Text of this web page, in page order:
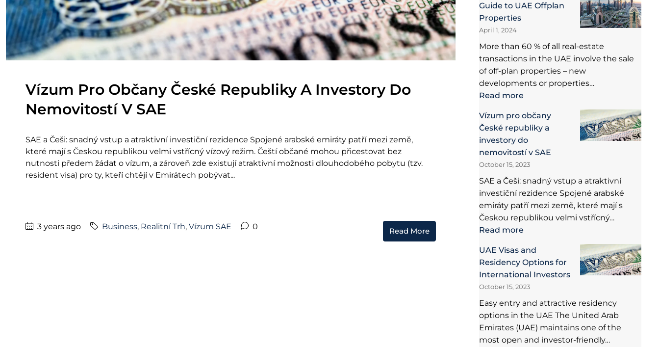
Vízum Pro Občany České Republiky A Investory Do
Nemovitostí V SAE
SAE a Češi: snadný vstup a atraktivní investiční rezidence Spojené arabské emiráty patří mezi země,
které mají s Českou republikou velmi vstřícný vízový režim. Čeští občané mohou přicestovat bez
nutnosti předem žádat o vízum, a zároveň zde existují atraktivní možnosti dlouhodobého pobytu (tzv.
resident visa) pro ty, kteří chtějí v Emirátech pobývat...
3 years ago Business, Realitní Trh, Vízum SAE 0 Read More
Guide to UAE Offplan
Properties
April 1, 2024
More than 60 % of all real-estate
transactions in the UAE involve the sale
of off-plan properties – new
developments or properties…
Read more
Vízum pro občany
České republiky a
investory do
nemovitostí v SAE
October 15, 2023
SAE a Češi: snadný vstup a atraktivní
investiční rezidence Spojené arabské
emiráty patří mezi země, které mají s
Českou republikou velmi vstřícný…
Read more
UAE Visas and
Residency Options for
International Investors
October 15, 2023
Easy entry and attractive residency
options in the UAE The United Arab
Emirates (UAE) maintains one of the
most open and investor-friendly…